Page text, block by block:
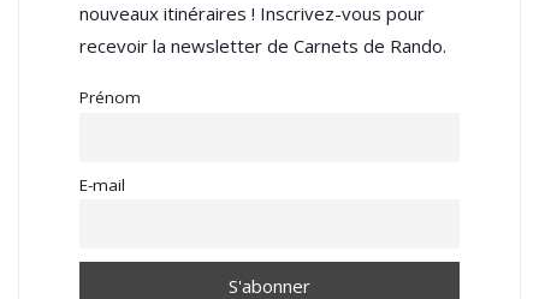
nouveaux itinéraires ! Inscrivez-vous pour
recevoir la newsletter de Carnets de Rando.
Prénom
E-mail